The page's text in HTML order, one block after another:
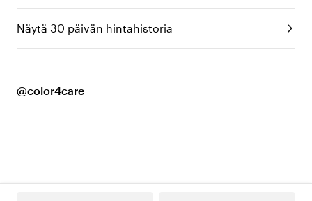
Näytä 30 päivän hintahistoria
@color4care